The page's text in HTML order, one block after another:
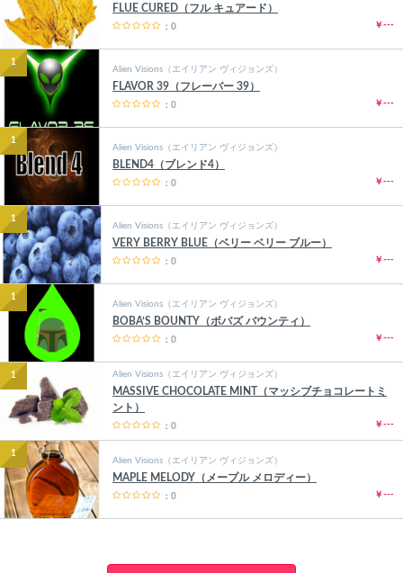
FLUE CURED（フル キュアード）
：0 ￥---
1
Alien Visions（エイリアン ヴィジョンズ）
FLAVOR 39（フレーバー 39）
：0 ￥---
1
Alien Visions（エイリアン ヴィジョンズ）
BLEND4（ブレンド4）
：0 ￥---
1
Alien Visions（エイリアン ヴィジョンズ）
VERY BERRY BLUE（ベリー ベリー ブルー）
：0 ￥---
1
Alien Visions（エイリアン ヴィジョンズ）
BOBA’S BOUNTY（ボバズ バウンティ）
：0 ￥---
1 Alien Visions（エイリアン ヴィジョンズ）
MASSIVE CHOCOLATE MINT（マッシブチョコレートミ
ント）
：0 ￥---
1
Alien Visions（エイリアン ヴィジョンズ）
MAPLE MELODY（メープル メロディー）
：0 ￥---